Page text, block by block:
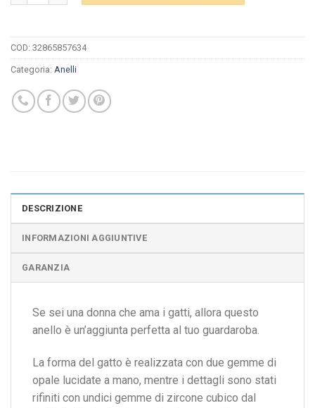
COD: 32865857634
Categoria: Anelli
DESCRIZIONE
INFORMAZIONI AGGIUNTIVE
GARANZIA
Se sei una donna che ama i gatti, allora questo
anello è un’aggiunta perfetta al tuo guardaroba.
La forma del gatto è realizzata con due gemme di
opale lucidate a mano, mentre i dettagli sono stati
rifiniti con undici gemme di zircone cubico dal